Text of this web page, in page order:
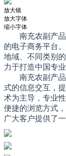
放大镜
放大字体
缩小字体
南充农副产
的电子商务平台
地域、不同类别
力于打造中国专
南充农副产
式的信息交互，
术为主导，专业
便捷的浏览方式
广大客户提供了